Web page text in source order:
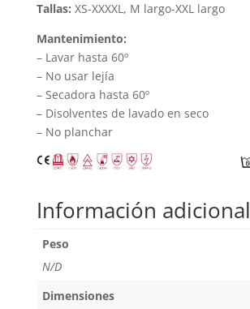
Tallas: XS-XXXXL, M largo-XXL largo
Mantenimiento:
– Lavar hasta 60º
– No usar lejía
– Secadora hasta 60º
– Disolventes de lavado en seco
– No planchar
Información adicional
Peso
N/D
Dimensiones